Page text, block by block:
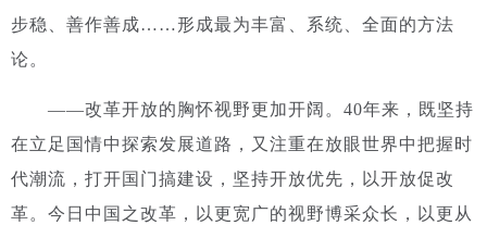
步稳、善作善成……形成最为丰富、系统、全面的方法
论。
——改革开放的胸怀视野更加开阔。40年来，既坚持
在立足国情中探索发展道路，又注重在放眼世界中把握时
代潮流，打开国门搞建设，坚持开放优先，以开放促改
革。 今日中国之改革，以更宽广的视野博采众长，以更从